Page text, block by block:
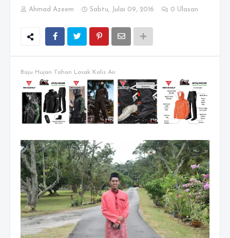
Ahmad Azeem Sabtu, Julai 09, 2016 0 Ulasan
Baju Hujan Tahan Lasak Kalis Air